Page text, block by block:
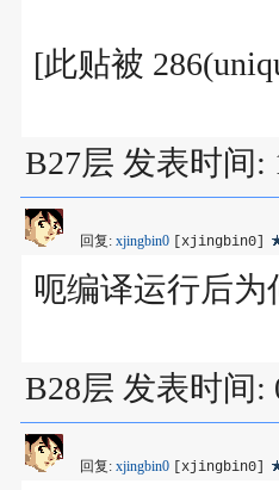
[此贴被
B27层 发表时间:
回复: xjingbin0 [xjingbin0]
呃编译运行后为
B28层 发表时间:
回复: xjingbin0 [xjingbin0]